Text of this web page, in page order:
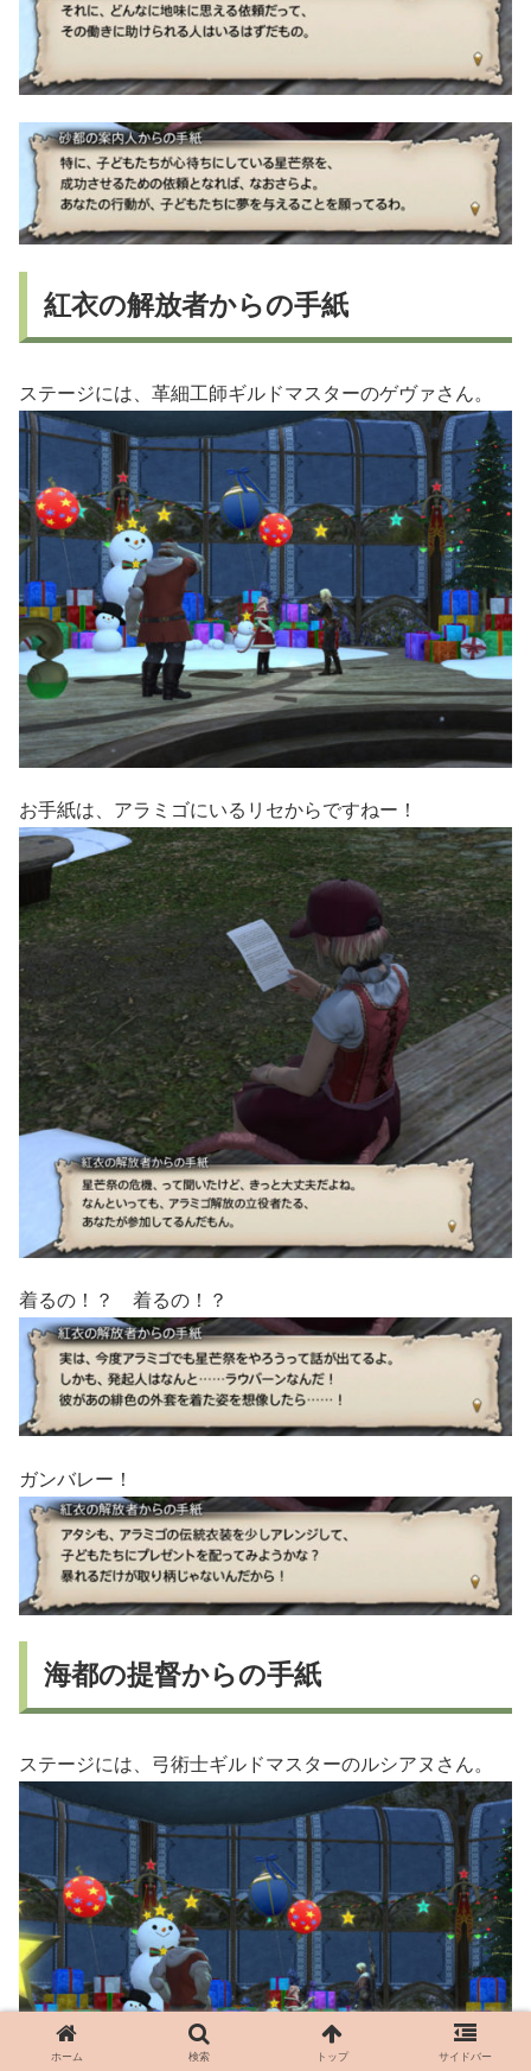
紅衣の解放者からの手紙
ステージには、革細工師ギルドマスターのゲヴァさん。
お手紙は、アラミゴにいるリセからですねー！
着るの！？ 着るの！？
ガンバレー！
海都の提督からの手紙
ステージには、弓術士ギルドマスターのルシアヌさん。
ホーム 検索 トップ サイドバー